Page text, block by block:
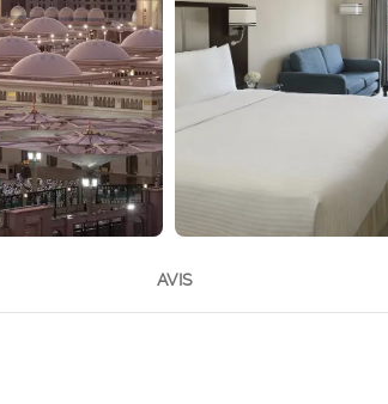
AVIS